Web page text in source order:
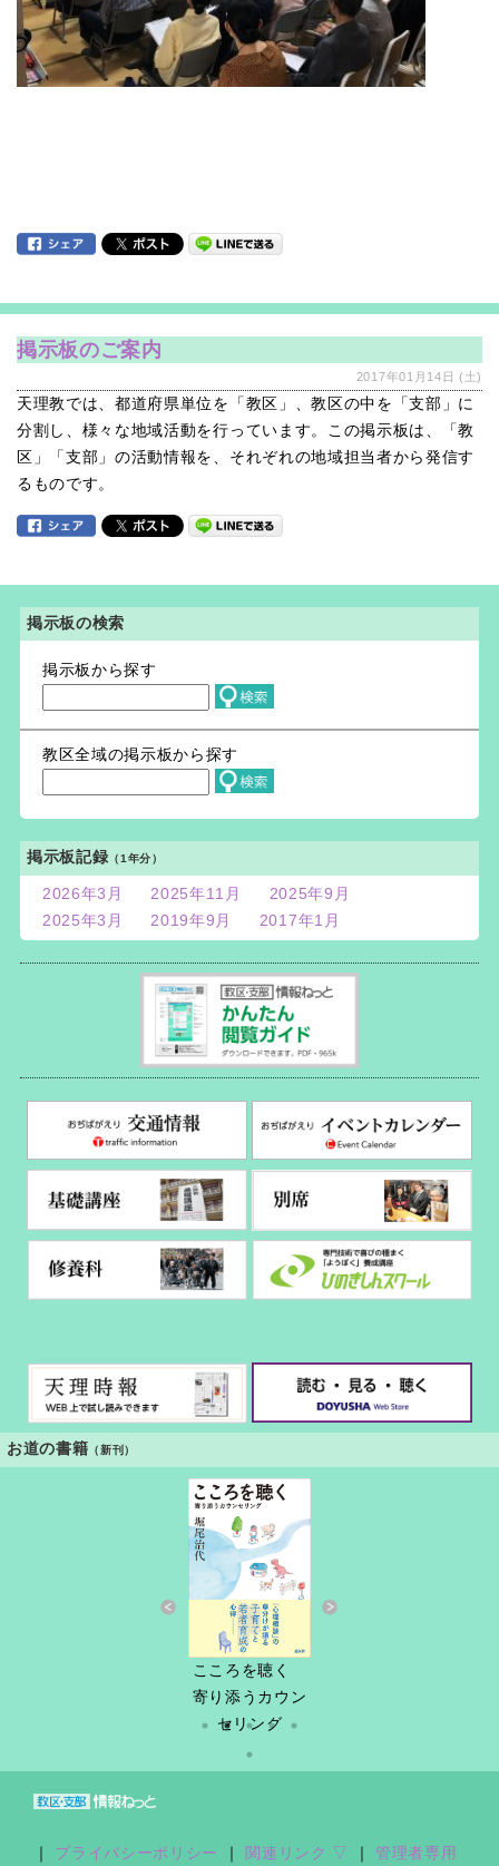
掲示板のご案内
2017年01月14日 (土)
天理教では、都道府県単位を「教区」、教区の中を「支部」に
分割し、様々な地域活動を行っています。この掲示板は、「教
区」「支部」の活動情報を、それぞれの地域担当者から発信す
るものです。
掲示板の検索
掲示板から探す
教区全域の掲示板から探す
掲示板記録 （1年分）
2026年3月 2025年11月
2025年9月
2025年3月
2019年9月 2017年1月
お道の書籍 （新刊）
こころを聴く
寄り添うカウン
セリング
プライバシーポリシー 関連リンク ▽ 管理者専用